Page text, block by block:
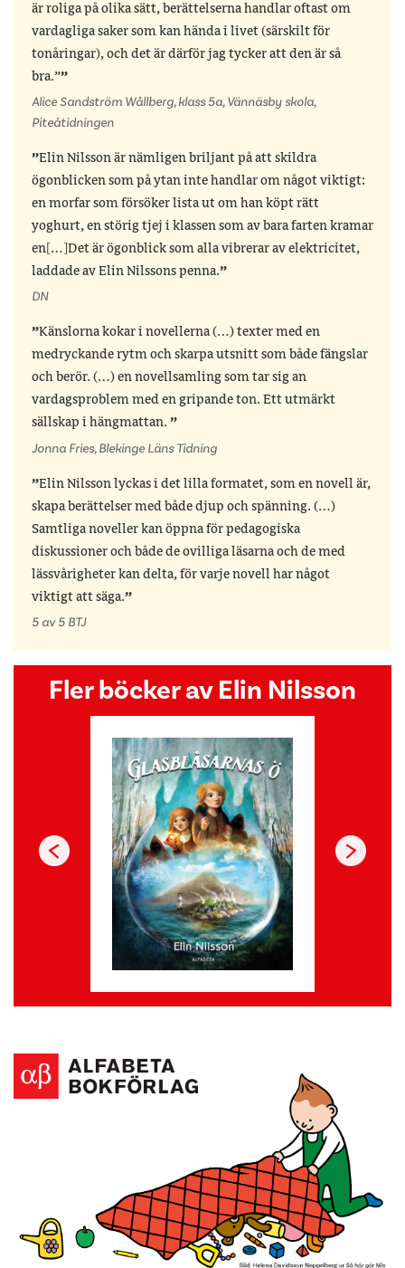
är roliga på olika sätt, berättelserna handlar oftast om
vardagliga saker som kan hända i livet (särskilt för
tonåringar), och det är därför jag tycker att den är så
bra.”
Alice Sandström Wållberg, klass 5a, Vännäsby skola,
Piteåtidningen
Elin Nilsson är nämligen briljant på att skildra
ögonblicken som på ytan inte handlar om något viktigt:
en morfar som försöker lista ut om han köpt rätt
yoghurt, en störig tjej i klassen som av bara farten kramar
en[…]Det är ögonblick som alla vibrerar av elektricitet,
laddade av Elin Nilssons penna.
DN
Känslorna kokar i novellerna (…) texter med en
medryckande rytm och skarpa utsnitt som både fängslar
och berör. (…) en novellsamling som tar sig an
vardagsproblem med en gripande ton. Ett utmärkt
sällskap i hängmattan.
Jonna Fries, Blekinge Läns Tidning
Elin Nilsson lyckas i det lilla formatet, som en novell är,
skapa berättelser med både djup och spänning. (…)
Samtliga noveller kan öppna för pedagogiska
diskussioner och både de ovilliga läsarna och de med
lässvårigheter kan delta, för varje novell har något
viktigt att säga.
5 av 5 BTJ
Fler böcker av Elin Nilsson